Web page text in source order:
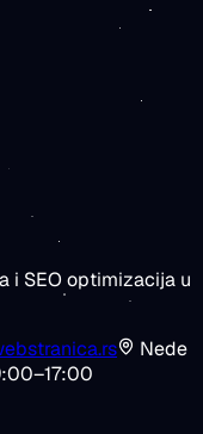
i SEO optimizacija u
Nede